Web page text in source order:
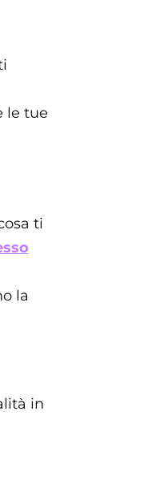
le tue
ti
la
in